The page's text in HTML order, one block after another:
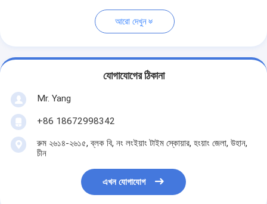
আরো দেখুন
যোগাযোগের ঠিকানা
Mr. Yang
+86 18672998342
রুম ২৬১৪-২৬১৫, ব্লক বি, নং লংইয়াং টাইম স্কোয়ার, হংয়াং জেলা, উহান,
চীন
এখন যোগাযোগ